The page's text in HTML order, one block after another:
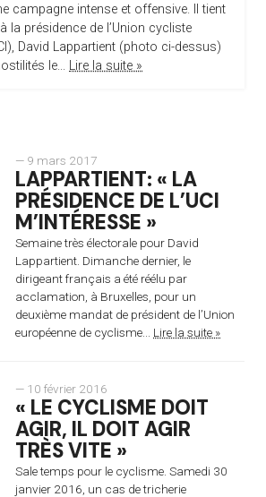
campagne intense et offensive. Il tient
la présidence de l’Union cycliste
David Lappartient (photo ci-dessus)
le... Lire la suite »
— 9 mars 2017
LAPPARTIENT: « LA
PRÉSIDENCE DE L’UCI
M’INTÉRESSE »
Semaine très électorale pour David
Lappartient. Dimanche dernier, le
dirigeant français a été réélu par
acclamation, à Bruxelles, pour un
deuxième mandat de président de l’Union
européenne de cyclisme... Lire la suite »
— 10 février 2016
« LE CYCLISME DOIT
AGIR, IL DOIT AGIR
TRÈS VITE »
Sale temps pour le cyclisme. Samedi 30
janvier 2016, un cas de tricherie